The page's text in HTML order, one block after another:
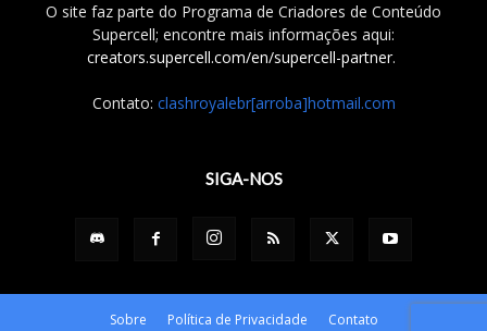
O site faz parte do Programa de Criadores de Conteúdo
Supercell; encontre mais informações aqui:
creators.supercell.com/en/supercell-partner.
Contato: clashroyalebr[arroba]hotmail.com
SIGA-NOS
Sobre Política de Privacidade Contato